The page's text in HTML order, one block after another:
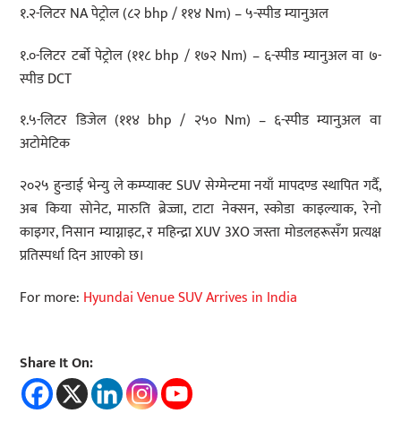
१.२-लिटर NA पेट्रोल (८२ bhp / ११४ Nm) – ५-स्पीड म्यानुअल
१.०-लिटर टर्बो पेट्रोल (११८ bhp / १७२ Nm) – ६-स्पीड म्यानुअल वा ७-
स्पीड DCT
१.५-लिटर डिजेल (११४ bhp / २५० Nm) – ६-स्पीड म्यानुअल वा
अटोमेटिक
२०२५ हुन्डाई भेन्यु ले कम्प्याक्ट SUV सेग्मेन्टमा नयाँ मापदण्ड स्थापित गर्दै,
अब किया सोनेट, मारुति ब्रेज्जा, टाटा नेक्सन, स्कोडा काइल्याक, रेनो
काइगर, निसान म्याग्नाइट, र महिन्द्रा XUV 3XO जस्ता मोडलहरूसँग प्रत्यक्ष
प्रतिस्पर्धा दिन आएको छ।
For more: Hyundai Venue SUV Arrives in India
Share It On: